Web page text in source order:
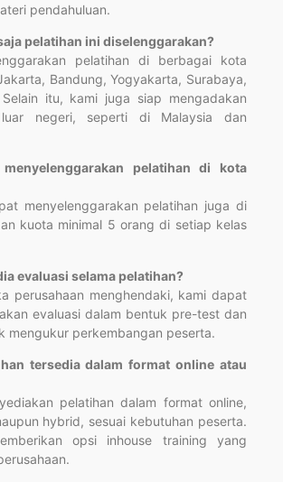
pendahuluan.
pelatihan ini diselenggarakan?
pelatihan di berbagai kota
Bandung, Yogyakarta, Surabaya,
itu, kami juga siap mengadakan
negeri, seperti di Malaysia dan
pelatihan di kota
menyelenggarakan pelatihan juga di
kuota minimal 5 orang di setiap kelas
evaluasi selama pelatihan?
perusahaan menghendaki, kami dapat
evaluasi dalam bentuk pre-test dan
mengukur perkembangan peserta.
tersedia dalam format online atau
pelatihan dalam format online,
hybrid, sesuai kebutuhan peserta.
opsi inhouse training yang